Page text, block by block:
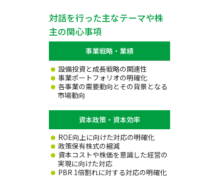
対話を行った主なテーマや株
主の関心事項
事業戦略・業績
設備投資と成長戦略の関連性
事業ポートフォリオの明確化
各事業の需要動向とその背景となる
市場動向
資本政策・資本効率
ROE向上に向けた対応の明確化
政策保有株式の縮減
資本コストや株価を意識した経営の
実現に向けた対応
PBR 1倍割れに対する対応の明確化